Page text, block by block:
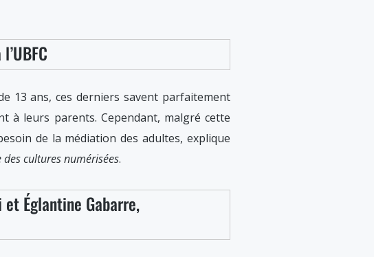
13 ans, ces derniers savent parfaitement
à leurs parents. Cependant, malgré cette
de la médiation des adultes, explique
des cultures numérisées.
Églantine Gabarre,